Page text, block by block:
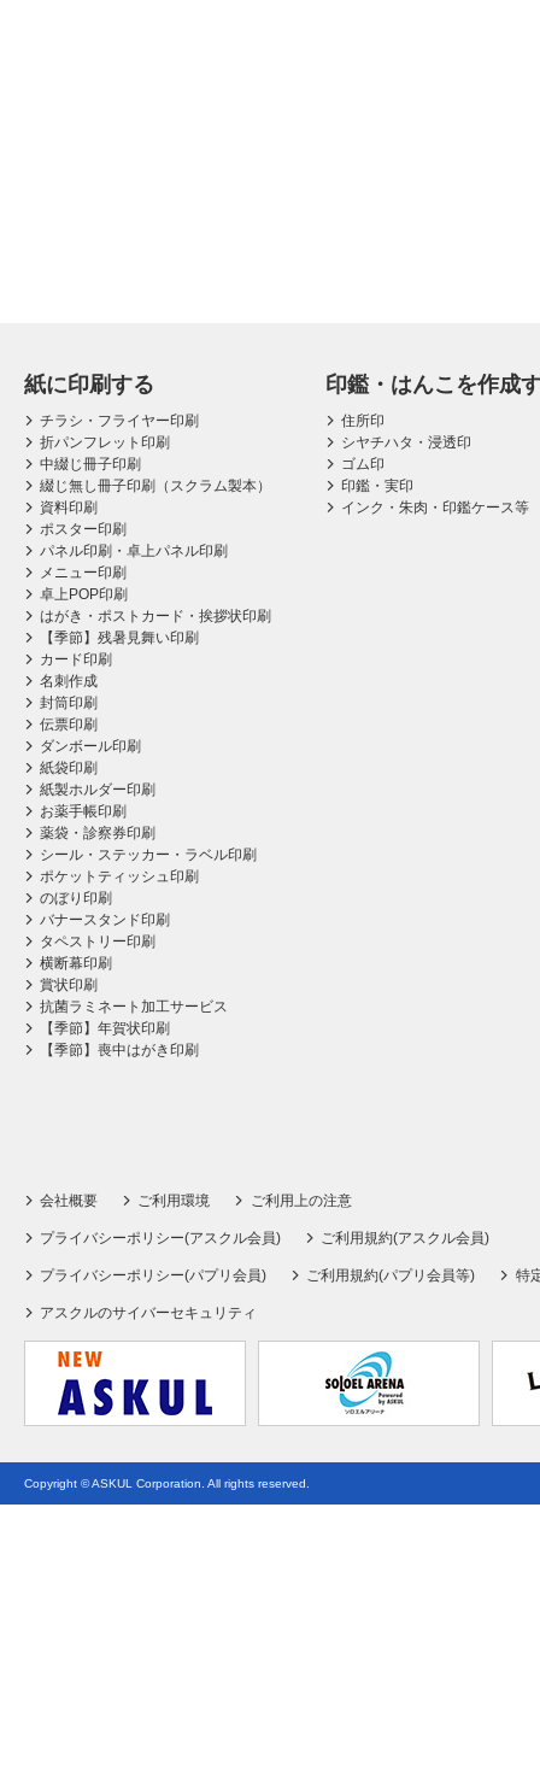
紙に印刷する
チラシ・フライヤー印刷
折パンフレット印刷
中綴じ冊子印刷
綴じ無し冊子印刷（スクラム製本）
資料印刷
ポスター印刷
パネル印刷・卓上パネル印刷
メニュー印刷
卓上POP印刷
はがき・ポストカード・挨拶状印刷
【季節】残暑見舞い印刷
カード印刷
名刺作成
封筒印刷
伝票印刷
ダンボール印刷
紙袋印刷
紙製ホルダー印刷
お薬手帳印刷
薬袋・診察券印刷
シール・ステッカー・ラベル印刷
ポケットティッシュ印刷
のぼり印刷
バナースタンド印刷
タペストリー印刷
横断幕印刷
賞状印刷
抗菌ラミネート加工サービス
【季節】年賀状印刷
【季節】喪中はがき印刷
印鑑・はんこを作成
住所印
シヤチハタ・浸透印
ゴム印
印鑑・実印
インク・朱肉・印鑑ケース等
会社概要 ご利用環境 ご利用上の注意
プライバシーポリシー(アスクル会員) ご利用規約(アスクル会員)
プライバシーポリシー(パプリ会員) ご利用規約(パプリ会員等) 特
アスクルのサイバーセキュリティ
Copyright © ASKUL Corporation. All rights reserved.